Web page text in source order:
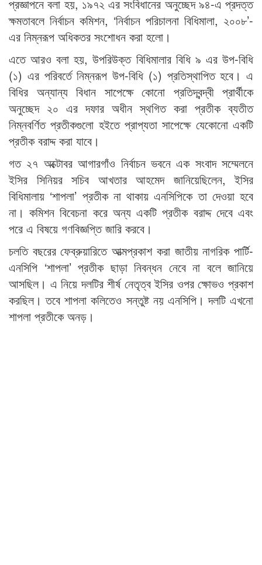
প্রজ্ঞাপনে বলা হয়, ১৯৭২ এর সংবিধানের অনুচ্ছেদ ৯৪-এ প্রদত্ত
ক্ষমতাবলে নির্বাচন কমিশন, ‘নির্বাচন পরিচালনা বিধিমালা, ২০০৮’-
এর নিম্নরূপ অধিকতর সংশোধন করা হলো।
এতে আরও বলা হয়, উপরিউক্ত বিধিমালার বিধি ৯ এর উপ-বিধি
(১) এর পরিবর্তে নিম্নরূপ উপ-বিধি (১) প্রতিস্থাপিত হবে। এ
বিধির অন্যান্য বিধান সাপেক্ষে কোনো প্রতিদ্বন্দ্বী প্রার্থীকে
অনুচ্ছেদ ২০ এর দফার অধীন স্থগিত করা প্রতীক ব্যতীত
নিম্নবর্ণিত প্রতীকগুলো হইতে প্রাপ্যতা সাপেক্ষে যেকোনো একটি
প্রতীক বরাদ্দ করা যাবে।
গত ২৭ অক্টোবর আগারগাঁও নির্বাচন ভবনে এক সংবাদ সম্মেলনে
ইসির সিনিয়র সচিব আখতার আহমেদ জানিয়েছিলেন, ইসির
বিধিমালায় ‘শাপলা’ প্রতীক না থাকায় এনসিপিকে তা দেওয়া হবে
না। কমিশন বিবেচনা করে অন্য একটি প্রতীক বরাদ্দ দেবে এবং
পরে এ বিষয়ে গণবিজ্ঞপ্তি জারি করবে।
চলতি বছরের ফেব্রুয়ারিতে আত্মপ্রকাশ করা জাতীয় নাগরিক পার্টি-
এনসিপি ‘শাপলা’ প্রতীক ছাড়া নিবন্ধন নেবে না বলে জানিয়ে
আসছিল। এ নিয়ে দলটির শীর্ষ নেতৃত্ব ইসির ওপর ক্ষোভও প্রকাশ
করছিল। তবে শাপলা কলিতেও সন্তুষ্ট নয় এনসিপি। দলটি এখনো
শাপলা প্রতীকে অনড়।